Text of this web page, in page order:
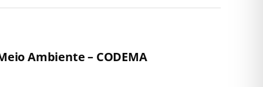
Ambiente – CODEMA